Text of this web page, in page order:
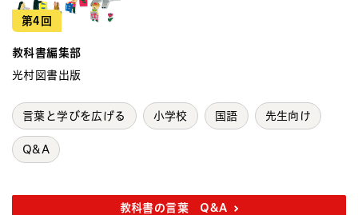
第4回
教科書編集部
光村図書出版
言葉と学びを広げる 小学校 国語 先生向け
Q&A
教科書の言葉 Q&A